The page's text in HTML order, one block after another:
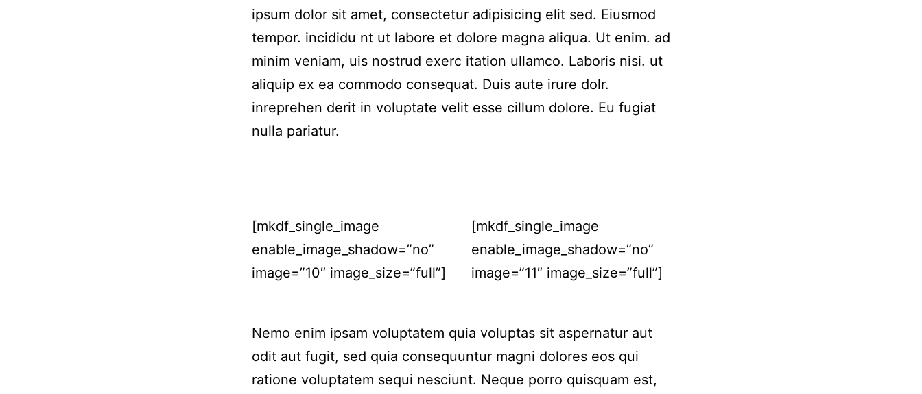
ipsum dolor sit amet, consectetur adipisicing elit sed. Eiusmod
tempor. incididu nt ut labore et dolore magna aliqua. Ut enim. ad
minim veniam, uis nostrud exerc itation ullamco. Laboris nisi. ut
aliquip ex ea commodo consequat. Duis aute irure dolr.
inreprehen derit in voluptate velit esse cillum dolore. Eu fugiat
nulla pariatur.
[mkdf_single_image
enable_image_shadow=”no”
image=”10″ image_size=”full”]
[mkdf_single_image
enable_image_shadow=”no”
image=”11″ image_size=”full”]
Nemo enim ipsam voluptatem quia voluptas sit aspernatur aut
odit aut fugit, sed quia consequuntur magni dolores eos qui
ratione voluptatem sequi nesciunt. Neque porro quisquam est,